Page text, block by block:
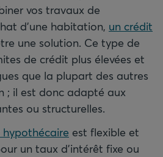
vos travaux de
d’une habitation, un crédit
une solution. Ce type de
de crédit plus élevées et
que la plupart des autres
; il est donc adapté aux
ou structurelles.
hypothécaire est flexible et
un taux d’intérêt fixe ou